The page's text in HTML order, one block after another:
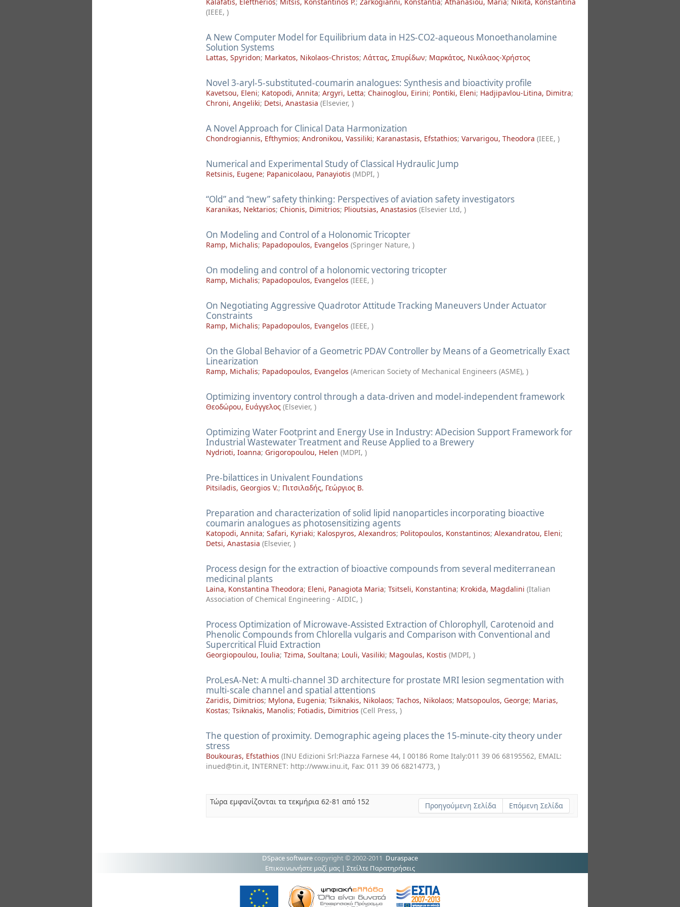
(IEEE, )
A New Computer Model for Equilibrium data in H2S-CO2-aqueous Monoethanolamine
Solution Systems
Lattas, Spyridon; Markatos, Nikolaos-Christos; Λάττας, Σπυρίδων; Μαρκάτος, Νικόλαος-Χρήστος
Novel 3-aryl-5-substituted-coumarin analogues: Synthesis and bioactivity profile
Kavetsou, Eleni; Katopodi, Annita; Argyri, Letta; Chainoglou, Eirini; Pontiki, Eleni; Hadjipavlou-Litina, Dimitra;
Chroni, Angeliki; Detsi, Anastasia (Elsevier, )
A Novel Approach for Clinical Data Harmonization
Chondrogiannis, Efthymios; Andronikou, Vassiliki; Karanastasis, Efstathios; Varvarigou, Theodora (IEEE, )
Numerical and Experimental Study of Classical Hydraulic Jump
Retsinis, Eugene; Papanicolaou, Panayiotis (MDPI, )
“Old” and “new” safety thinking: Perspectives of aviation safety investigators
Karanikas, Nektarios; Chionis, Dimitrios; Plioutsias, Anastasios (Elsevier Ltd, )
On Modeling and Control of a Holonomic Tricopter
Ramp, Michalis; Papadopoulos, Evangelos (Springer Nature, )
On modeling and control of a holonomic vectoring tricopter
Ramp, Michalis; Papadopoulos, Evangelos (IEEE, )
On Negotiating Aggressive Quadrotor Attitude Tracking Maneuvers Under Actuator
Constraints
Ramp, Michalis; Papadopoulos, Evangelos (IEEE, )
On the Global Behavior of a Geometric PDAV Controller by Means of a Geometrically Exact
Linearization
Ramp, Michalis; Papadopoulos, Evangelos (American Society of Mechanical Engineers (ASME), )
Optimizing inventory control through a data-driven and model-independent framework
Θεοδώρου, Ευάγγελος (Elsevier, )
Optimizing Water Footprint and Energy Use in Industry: ADecision Support Framework for
Industrial Wastewater Treatment and Reuse Applied to a Brewery
Nydrioti, Ioanna; Grigoropoulou, Helen (MDPI, )
Pre-bilattices in Univalent Foundations
Pitsiladis, Georgios V.; Πιτσιλαδής, Γεώργιος Β.
Preparation and characterization of solid lipid nanoparticles incorporating bioactive
coumarin analogues as photosensitizing agents
Katopodi, Annita; Safari, Kyriaki; Kalospyros, Alexandros; Politopoulos, Konstantinos; Alexandratou, Eleni;
Detsi, Anastasia (Elsevier, )
Process design for the extraction of bioactive compounds from several mediterranean
medicinal plants
Laina, Konstantina Theodora; Eleni, Panagiota Maria; Tsitseli, Konstantina; Krokida, Magdalini (Italian
Association of Chemical Engineering - AIDIC, )
Process Optimization of Microwave-Assisted Extraction of Chlorophyll, Carotenoid and
Phenolic Compounds from Chlorella vulgaris and Comparison with Conventional and
Supercritical Fluid Extraction
Georgiopoulou, Ioulia; Tzima, Soultana; Louli, Vasiliki; Magoulas, Kostis (MDPI, )
ProLesA-Net: A multi-channel 3D architecture for prostate MRI lesion segmentation with
multi-scale channel and spatial attentions
Zaridis, Dimitrios; Mylona, Eugenia; Tsiknakis, Nikolaos; Tachos, Nikolaos; Matsopoulos, George; Marias,
Kostas; Tsiknakis, Manolis; Fotiadis, Dimitrios (Cell Press, )
The question of proximity. Demographic ageing places the 15-minute-city theory under
stress
Boukouras, Efstathios (INU Edizioni Srl:Piazza Farnese 44, I 00186 Rome Italy:011 39 06 68195562, EMAIL:
inued@tin.it, INTERNET: http://www.inu.it, Fax: 011 39 06 68214773, )
Τώρα εμφανίζονται τα τεκμήρια 62-81 από 152 Προηγούμενη Σελίδα Επόμενη Σελίδα
DSpace software copyright © 2002-2011 Duraspace
Επικοινωνήστε μαζί μας | Στείλτε Παρατηρήσεις